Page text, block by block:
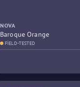
NOVA
Baroque Orange
FIELD-TESTED